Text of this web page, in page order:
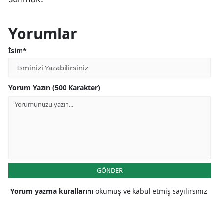
Yorumlar
İsim*
Yorum Yazın (500 Karakter)
GÖNDER
Yorum yazma kurallarını okumuş ve kabul etmiş sayılırsınız